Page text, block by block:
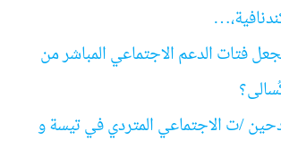
فتات الدعم الاجتماعي المباشر من
/ت الاجتماعي المتردي في تيسة و